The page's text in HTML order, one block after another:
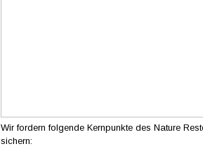
Wir fordern folgende Kernpunkte des Nature
sichern: